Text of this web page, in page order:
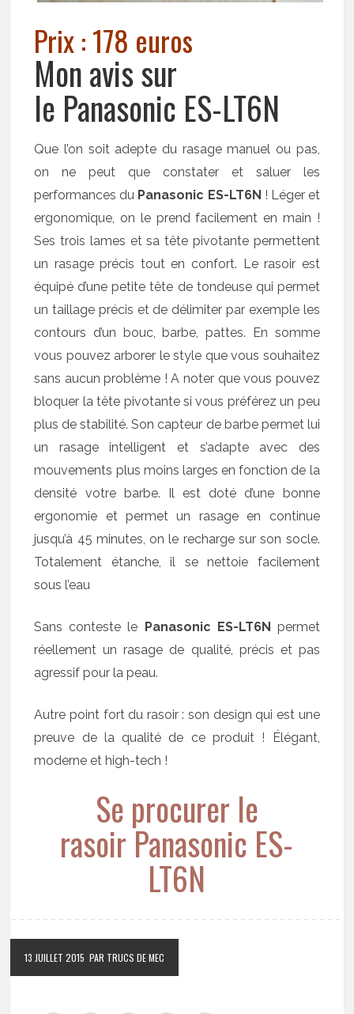
Prix : 178 euros
Mon avis sur
le Panasonic ES-LT6N
Que l’on soit adepte du rasage manuel ou pas,
on ne peut que constater et saluer les
performances du Panasonic ES-LT6N ! Léger et
ergonomique, on le prend facilement en main !
Ses trois lames et sa tête pivotante permettent
un rasage précis tout en confort. Le rasoir est
équipé d’une petite tête de tondeuse qui permet
un taillage précis et de délimiter par exemple les
contours d’un bouc, barbe, pattes. En somme
vous pouvez arborer le style que vous souhaitez
sans aucun problème ! A noter que vous pouvez
bloquer la tête pivotante si vous préférez un peu
plus de stabilité. Son capteur de barbe permet lui
un rasage intelligent et s’adapte avec des
mouvements plus moins larges en fonction de la
densité votre barbe. Il est doté d’une bonne
ergonomie et permet un rasage en continue
jusqu’à 45 minutes, on le recharge sur son socle.
Totalement étanche, il se nettoie facilement
sous l’eau
Sans conteste le Panasonic ES-LT6N permet
réellement un rasage de qualité, précis et pas
agressif pour la peau.
Autre point fort du rasoir : son design qui est une
preuve de la qualité de ce produit ! Élégant,
moderne et high-tech !
Se procurer le
rasoir Panasonic ES-
LT6N
13 JUILLET 2015 PAR TRUCS DE MEC